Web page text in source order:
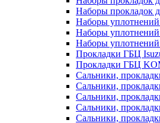
Наборы прокладок
Наборы
Наборы
Наборы уплотнений
Прокладки ГБЦ
Прокладки ГБЦ
Сальники,
Сальники,
Сальники,
Сальники,
Сальники,